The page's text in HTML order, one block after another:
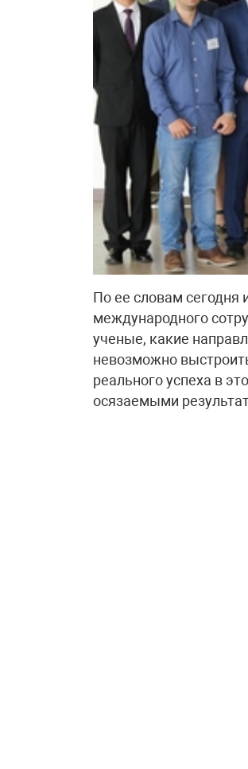
По ее словам сегодня
международного
ученые, какие
невозможно
реального успеха в
осязаемыми